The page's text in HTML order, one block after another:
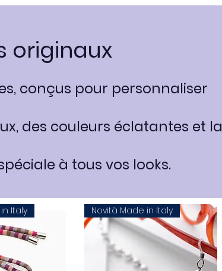
originaux
conçus pour personnaliser
des couleurs éclatantes et la
à tous vos looks.
Italy Novità Made in Italy